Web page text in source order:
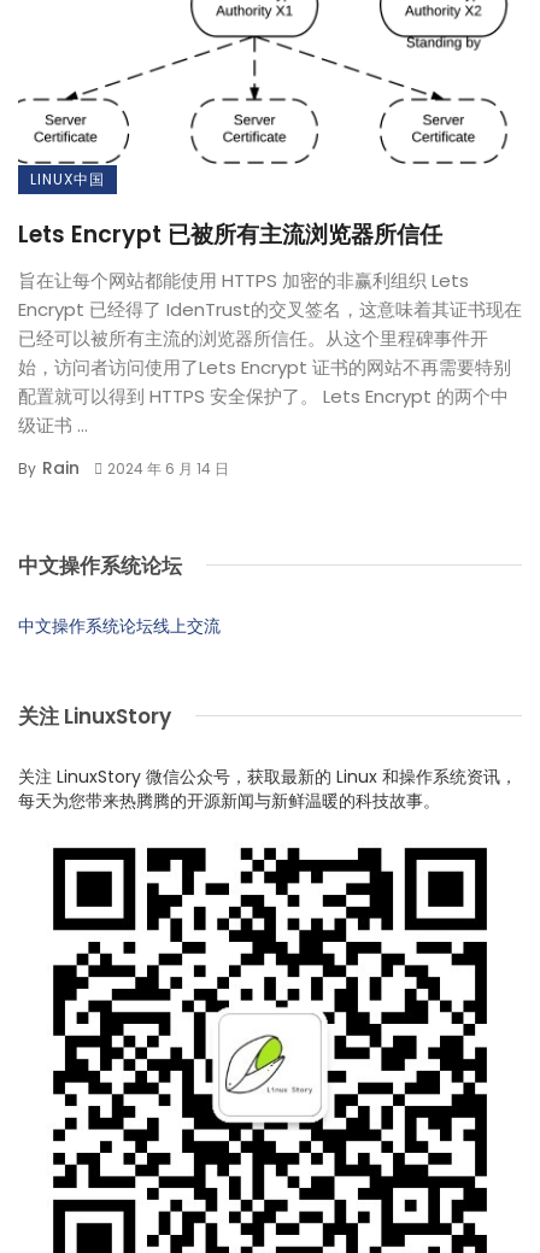
LINUX中国
Lets Encrypt 已被所有主流浏览器所信任
旨在让每个网站都能使用 HTTPS 加密的非赢利组织 Lets
Encrypt 已经得了 IdenTrust的交叉签名，这意味着其证书现在
已经可以被所有主流的浏览器所信任。从这个里程碑事件开
始，访问者访问使用了Lets Encrypt 证书的网站不再需要特别
配置就可以得到 HTTPS 安全保护了。 Lets Encrypt 的两个中
级证书 ...
By Rain 2024 年 6 月 14 日
中文操作系统论坛
中文操作系统论坛线上交流
关注 LinuxStory
关注 LinuxStory 微信公众号，获取最新的 Linux 和操作系统资讯，
每天为您带来热腾腾的开源新闻与新鲜温暖的科技故事。